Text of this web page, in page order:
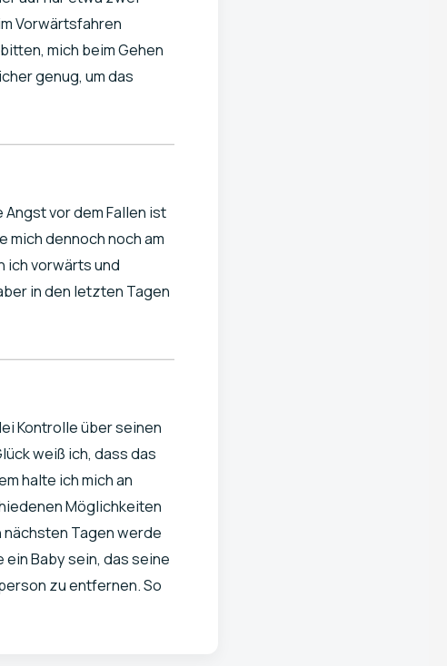
Vorwärtsfahren
mich beim Gehen
genug, um das
vor dem Fallen ist
dennoch noch am
ich vorwärts und
in den letzten Tagen
Kontrolle über seinen
weiß ich, dass das
halte ich mich an
Möglichkeiten
nächsten Tagen werde
Baby sein, das seine
zu entfernen. So